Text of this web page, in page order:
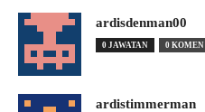
ardisdenman00
0 JAWATAN 0 KOMEN
ardistimmerman